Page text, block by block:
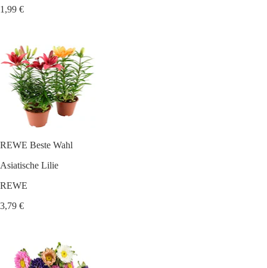
1,99 €
REWE Beste Wahl
Asiatische Lilie
REWE
3,79 €